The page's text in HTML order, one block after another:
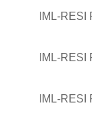
IML-
IML-
IML-